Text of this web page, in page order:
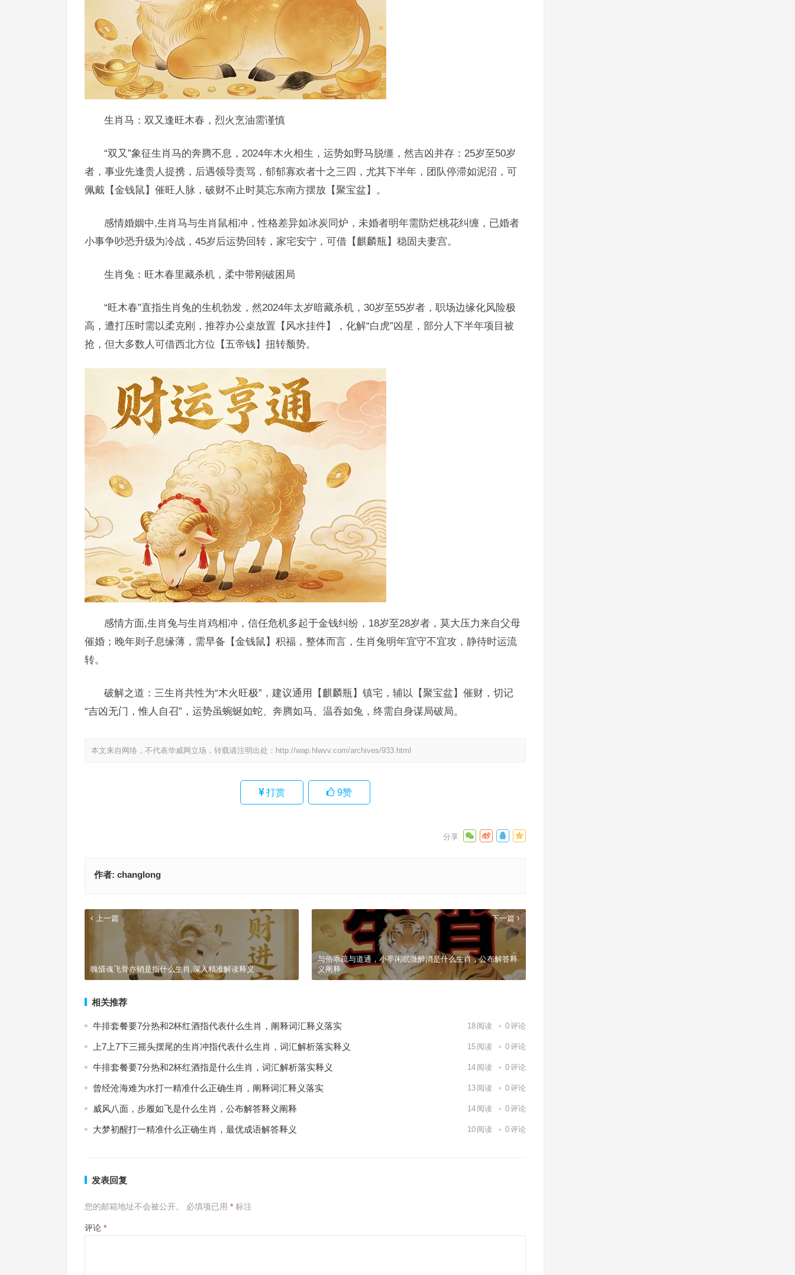
生肖马：双又逢旺木春，烈火烹油需谨慎
“双又”象征生肖马的奔腾不息，2024年木火相生，运势如野马脱缰，然吉凶并存：25岁至50岁
者，事业先逢贵人提携，后遇领导责骂，郁郁寡欢者十之三四，尤其下半年，团队停滞如泥沼，可
佩戴【金钱鼠】催旺人脉，破财不止时莫忘东南方摆放【聚宝盆】。
感情婚姻中,生肖马与生肖鼠相冲，性格差异如冰炭同炉，未婚者明年需防烂桃花纠缠，已婚者
小事争吵恐升级为冷战，45岁后运势回转，家宅安宁，可借【麒麟瓶】稳固夫妻宫。
生肖兔：旺木春里藏杀机，柔中带刚破困局
“旺木春”直指生肖兔的生机勃发，然2024年太岁暗藏杀机，30岁至55岁者，职场边缘化风险极
高，遭打压时需以柔克刚，推荐办公桌放置【风水挂件】，化解“白虎”凶星，部分人下半年项目被
抢，但大多数人可借西北方位【五帝钱】扭转颓势。
感情方面,生肖兔与生肖鸡相冲，信任危机多起于金钱纠纷，18岁至28岁者，莫大压力来自父母
催婚；晚年则子息缘薄，需早备【金钱鼠】积福，整体而言，生肖兔明年宜守不宜攻，静待时运流
转。
破解之道：三生肖共性为“木火旺极”，建议通用【麒麟瓶】镇宅，辅以【聚宝盆】催财，切记
“吉凶无门，惟人自召”，运势虽蜿蜒如蛇、奔腾如马、温吞如兔，终需自身谋局破局。
本文来自网络，不代表华威网立场，转载请注明出处： http://wap.hlwvv.com/archives/933.html
打赏 9赞
作者: changlong
上一篇
魄慑魂飞骨亦销是指什么生肖,深入精准解读释义
下一篇
与俗乖疏与道通，小亭闲眠微醉消是什么生肖，公布解答释
义阐释
相关推荐
牛排套餐要7分热和2杯红酒指代表什么生肖，阐释词汇释义落实 18 阅读 0评论
上7上7下三摇头摆尾的生肖冲指代表什么生肖，词汇解析落实释义 15 阅读 0评论
牛排套餐要7分热和2杯红酒指是什么生肖，词汇解析落实释义 14 阅读 0评论
曾经沧海难为水打一精准什么正确生肖，阐释词汇释义落实 13 阅读 0评论
威风八面，步履如飞是什么生肖，公布解答释义阐释 14 阅读 0评论
大梦初醒打一精准什么正确生肖，最优成语解答释义 10 阅读 0评论
发表回复
您的邮箱地址不会被公开。 必填项已用 * 标注
评论 *